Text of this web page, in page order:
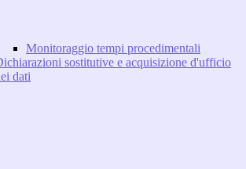
Monitoraggio tempi procedimentali
sostitutive e acquisizione d'ufficio
dati